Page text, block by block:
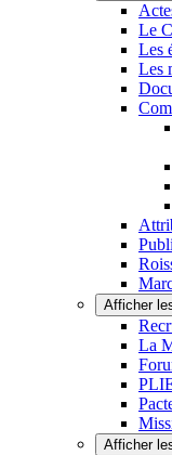
Le
Les
Les
Afficher
La
Afficher